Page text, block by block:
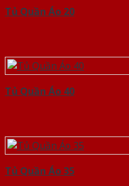
Tủ Quần Áo 20
Tủ Quần Áo 40
Tủ Quần Áo 35